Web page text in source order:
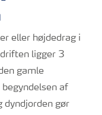
eller højdedrag i
ligger 3
gamle
af
dyndjorden gør